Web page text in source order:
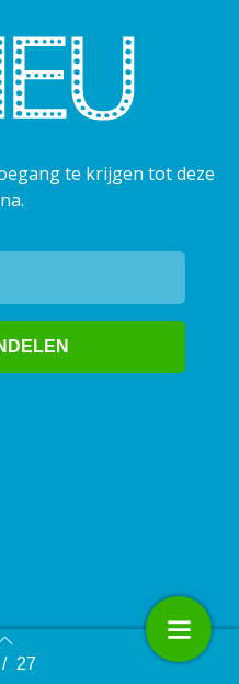
/ 27
te krijgen tot deze